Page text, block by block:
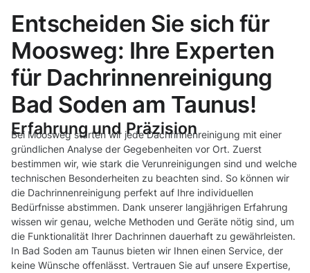
Entscheiden Sie sich für
Moosweg: Ihre Experten
für Dachrinnenreinigung
Bad Soden am Taunus!
Erfahrung und Präzision
Bei Moosweg starten wir jede Dachrinnenreinigung mit einer
gründlichen Analyse der Gegebenheiten vor Ort. Zuerst
bestimmen wir, wie stark die Verunreinigungen sind und welche
technischen Besonderheiten zu beachten sind. So können wir
die Dachrinnenreinigung perfekt auf Ihre individuellen
Bedürfnisse abstimmen. Dank unserer langjährigen Erfahrung
wissen wir genau, welche Methoden und Geräte nötig sind, um
die Funktionalität Ihrer Dachrinnen dauerhaft zu gewährleisten.
In Bad Soden am Taunus bieten wir Ihnen einen Service, der
keine Wünsche offenlässt. Vertrauen Sie auf unsere Expertise,